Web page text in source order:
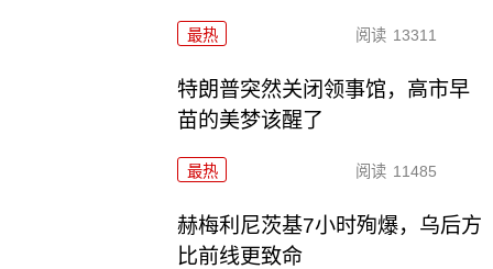
最热 阅读 13311
特朗普突然关闭领事馆，高市早
苗的美梦该醒了
最热 阅读 11485
赫梅利尼茨基7小时殉爆，乌后方
比前线更致命